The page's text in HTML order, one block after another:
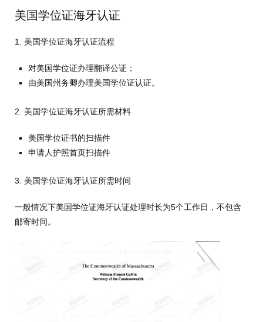
美国学位证海牙认证
1. 美国学位证海牙认证流程
对美国学位证办理翻译公证；
由美国州务卿办理美国学位证认证。
2. 美国学位证海牙认证所需材料
美国学位证书的扫描件
申请人护照首页扫描件
3. 美国学位证海牙认证所需时间
一般情况下美国学位证海牙认证处理时长为5个工作日，不包含
邮寄时间。